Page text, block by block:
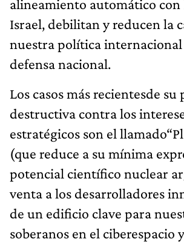
alineamiento automático con
Israel, debilitan y reducen la
nuestra política
defensa nacional.
Los casos más recientesde
destructiva contra los
estratégicos son el
(que reduce a su mínima
potencial científico nuclear
venta a los desarrolladores
de un edificio clave para
soberanos en el ciberespacio